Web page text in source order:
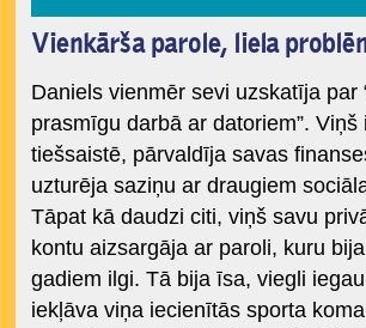
Vienkārša parole, liela
Daniels vienmēr sevi uzskatīja par
prasmīgu darbā ar datoriem”. Viņš
tiešsaistē, pārvaldīja savas
uzturēja saziņu ar draugiem
Tāpat kā daudzi citi, viņš savu
kontu aizsargāja ar paroli, kuru
gadiem ilgi. Tā bija īsa, viegli
iekļāva viņa iecienītās sporta